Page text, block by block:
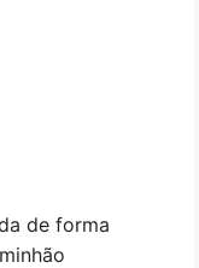
de forma